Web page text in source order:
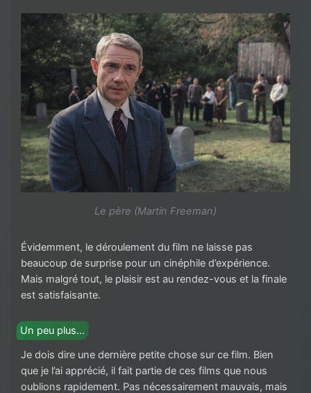
Le père (Martin Freeman)
Évidemment, le déroulement du film ne laisse pas
beaucoup de surprise pour un cinéphile d’expérience.
Mais malgré tout, le plaisir est au rendez-vous et la finale
est satisfaisante.
Un peu plus…
Je dois dire une dernière petite chose sur ce film. Bien
que je l’ai apprécié, il fait partie de ces films que nous
oublions rapidement. Pas nécessairement mauvais, mais